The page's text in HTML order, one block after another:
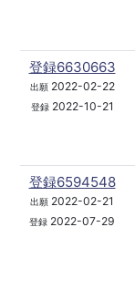
登録6630663
出願2022-02-22
登録2022-10-21
登録6594548
出願 2022-02-21
登録 2022-07-29